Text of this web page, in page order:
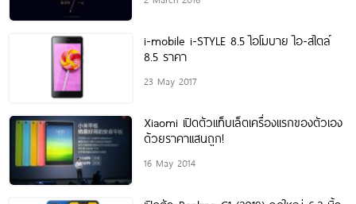
i-mobile i-STYLE 8.5 ไอโมบาย ไอ-สไตล์
8.5 ราคา
23 May 2017
Xiaomi เปิดตัวเเท็บเล็ตเครื่องเเรกของตัวเอง
ด้วยราคาเเสนถูก!
16 May 2014